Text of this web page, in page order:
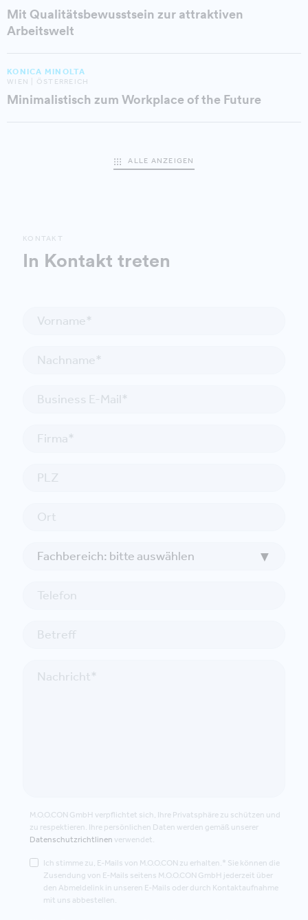
Mit Qualitätsbewusstsein zur attraktiven
Arbeitswelt
KONICA MINOLTA
WIEN | ÖSTERREICH
Minimalistisch zum Workplace of the Future
ALLE ANZEIGEN
KONTAKT
In Kontakt treten
M.O.O.CON GmbH verpflichtet sich, Ihre Privatsphäre zu schützen und
zu respektieren. Ihre persönlichen Daten werden gemäß unserer
Datenschutzrichtlinen verwendet.
Ich stimme zu, E-Mails von M.O.O.CON zu erhalten.* Sie können die
Zusendung von E-Mails seitens M.O.O.CON GmbH jederzeit über
den Abmeldelink in unseren E-Mails oder durch Kontaktaufnahme
mit uns abbestellen.